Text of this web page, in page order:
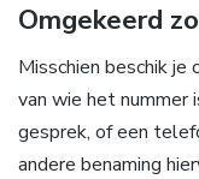
Omgekeerd
Misschien beschik je
van wie het nummer
gesprek, of een
andere benaming